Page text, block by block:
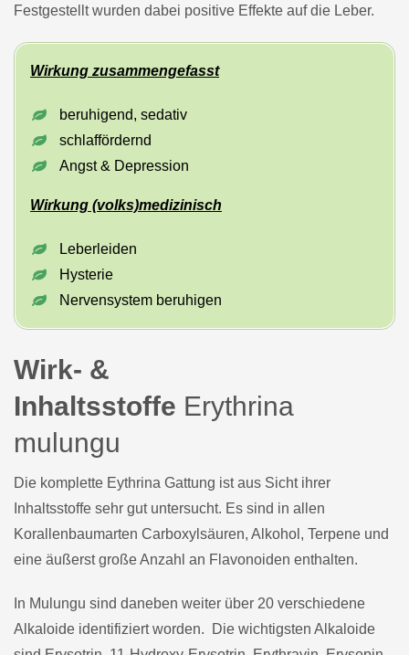
Festgestellt wurden dabei positive Effekte auf die Leber.
Wirkung zusammengefasst
beruhigend, sedativ
schlaffördernd
Angst & Depression
Wirkung (volks)medizinisch
Leberleiden
Hysterie
Nervensystem beruhigen
Wirk- &
Inhaltsstoffe Erythrina
mulungu
Die komplette Eythrina Gattung ist aus Sicht ihrer
Inhaltsstoffe sehr gut untersucht. Es sind in allen
Korallenbaumarten Carboxylsäuren, Alkohol, Terpene und
eine äußerst große Anzahl an Flavonoiden enthalten.
In Mulungu sind daneben weiter über 20 verschiedene
Alkaloide identifiziert worden. Die wichtigsten Alkaloide